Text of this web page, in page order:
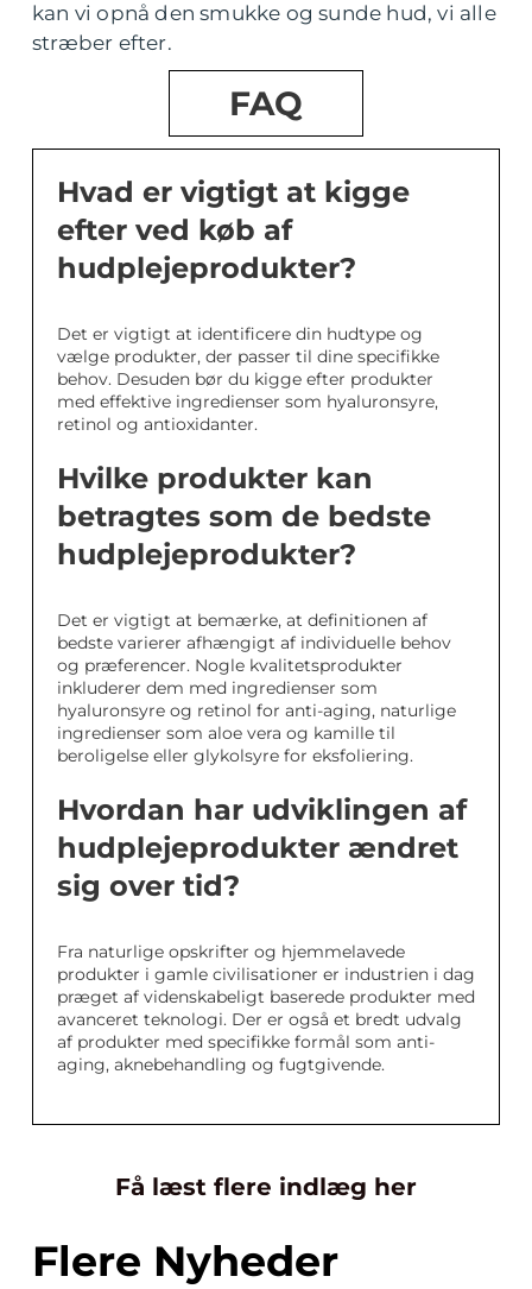
kan vi opnå den smukke og sunde hud, vi alle
stræber efter.
FAQ
Hvad er vigtigt at kigge
efter ved køb af
hudplejeprodukter?
Det er vigtigt at identificere din hudtype og
vælge produkter, der passer til dine specifikke
behov. Desuden bør du kigge efter produkter
med effektive ingredienser som hyaluronsyre,
retinol og antioxidanter.
Hvilke produkter kan
betragtes som de bedste
hudplejeprodukter?
Det er vigtigt at bemærke, at definitionen af
bedste varierer afhængigt af individuelle behov
og præferencer. Nogle kvalitetsprodukter
inkluderer dem med ingredienser som
hyaluronsyre og retinol for anti-aging, naturlige
ingredienser som aloe vera og kamille til
beroligelse eller glykolsyre for eksfoliering.
Hvordan har udviklingen af
hudplejeprodukter ændret
sig over tid?
Fra naturlige opskrifter og hjemmelavede
produkter i gamle civilisationer er industrien i dag
præget af videnskabeligt baserede produkter med
avanceret teknologi. Der er også et bredt udvalg
af produkter med specifikke formål som anti-
aging, aknebehandling og fugtgivende.
Få læst flere indlæg her
Flere Nyheder